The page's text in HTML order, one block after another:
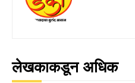
लेखकाकडून अधिक